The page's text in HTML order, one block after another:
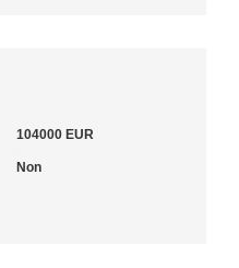
104000 EUR
Non